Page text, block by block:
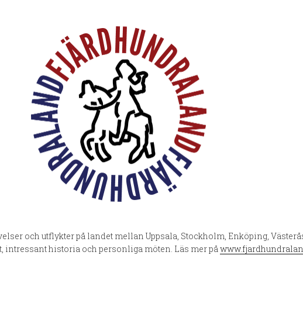
och utflykter på landet mellan Uppsala, Stockholm, Enköping,
intressant historia och personliga möten. Läs mer på